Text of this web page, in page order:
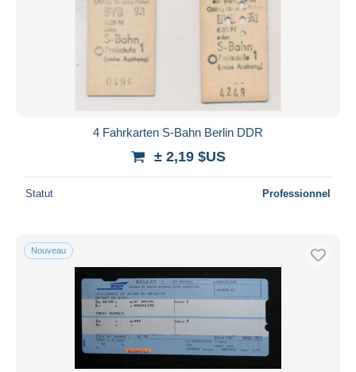
4 Fahrkarten S-Bahn Berlin DDR
± 2,19 $US
Statut Professionnel
Nouveau